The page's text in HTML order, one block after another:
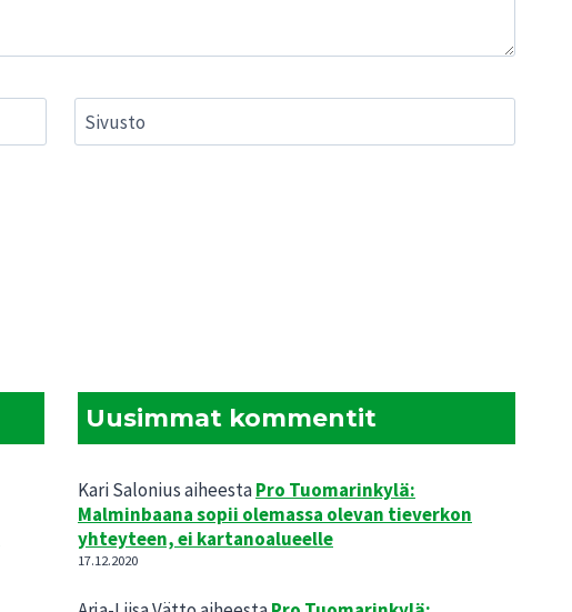
Sivusto
Uusimmat kommentit
Kari SaloniusaiheestaPro Tuomarinkylä:
Malminbaana sopii olemassa olevan tieverkon
yhteyteen, ei kartanoalueelle
17.12.2020